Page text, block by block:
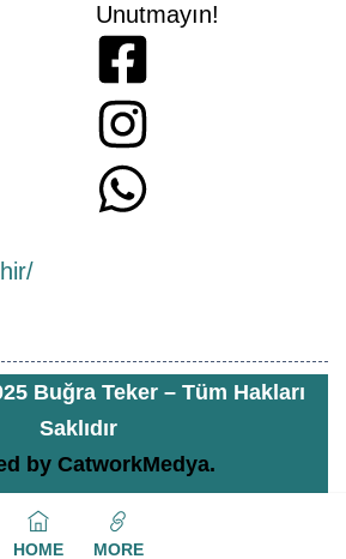
Unutmayın!
Buğra Teker – Tüm Hakları
Saklıdır
by CatworkMedya.
HOME MORE